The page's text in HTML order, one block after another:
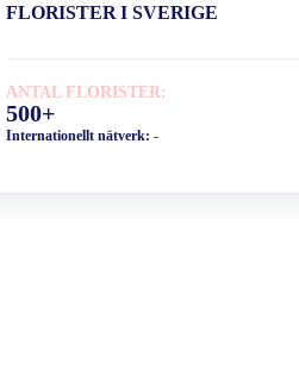
FLORISTER I SVERIGE
ANTAL FLORISTER:
500+
Internationellt nätverk:-